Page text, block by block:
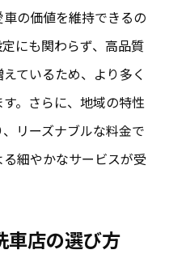
の価値を維持できるの
にも関わらず、高品質
ているため、より多く
。さらに、地域の特性
リーズナブルな料金で
細やかなサービスが受
車店の選び方